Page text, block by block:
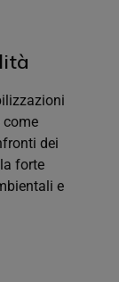
come
dei
forte
e